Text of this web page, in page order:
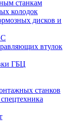
станкам
колодок
дисков и
втулок
ГБЦ
станков